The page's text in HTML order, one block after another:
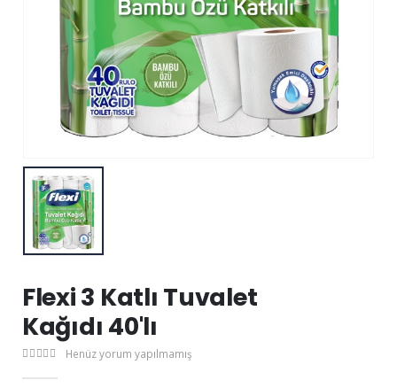
Flexi 3 Katlı Tuvalet
Kağıdı 40'lı
Henüz yorum yapılmamış